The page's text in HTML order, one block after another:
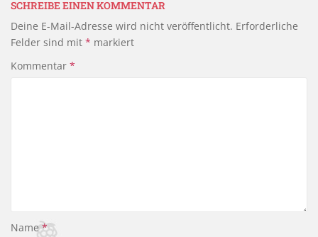
e
b
o
er n
SCHREIBE EINEN KOMMENTAR
Deine E-Mail-Adresse wird nicht veröffentlicht. Erforderliche
Felder sind mit * markiert
Kommentar *
Name*